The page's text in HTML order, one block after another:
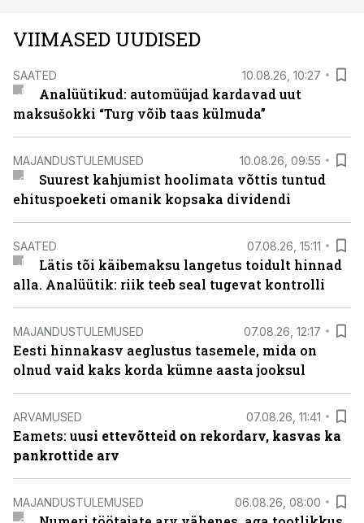
VIIMASED UUDISED
SAATED 10.08.26, 10:27
Analüütikud: automüüjad kardavad uut
maksušokki “Turg võib taas külmuda”
MAJANDUSTULEMUSED 10.08.26, 09:55
Suurest kahjumist hoolimata võttis tuntud
ehituspoeketi omanik kopsaka dividendi
SAATED 07.08.26, 15:11
Lätis tõi käibemaksu langetus toidult hinnad
alla. Analüütik: riik teeb seal tugevat kontrolli
MAJANDUSTULEMUSED 07.08.26, 12:17
Eesti hinnakasv aeglustus tasemele, mida on
olnud vaid kaks korda kümne aasta jooksul
ARVAMUSED 07.08.26, 11:41
Eamets: uusi ettevõtteid on rekordarv, kasvas ka
pankrottide arv
MAJANDUSTULEMUSED 06.08.26, 08:00